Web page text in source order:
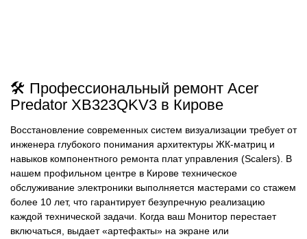
🛠️ Профессиональный ремонт Acer
Predator XB323QKV3 в Кирове
Восстановление современных систем визуализации требует от
инженера глубокого понимания архитектуры ЖК-матриц и
навыков компонентного ремонта плат управления (Scalers). В
нашем профильном центре в Кирове техническое
обслуживание электроники выполняется мастерами со стажем
более 10 лет, что гарантирует безупречную реализацию
каждой технической задачи. Когда ваш Монитор перестает
включаться, выдает «артефакты» на экране или